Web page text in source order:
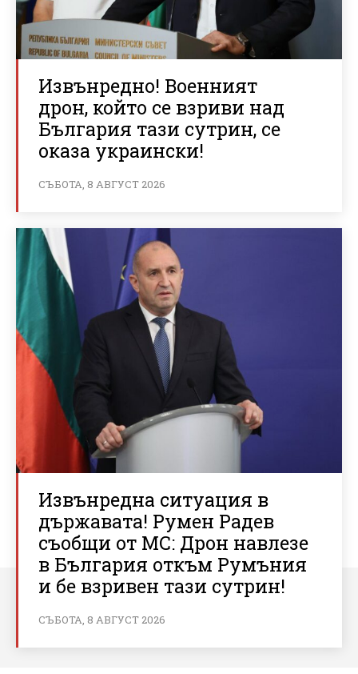
Извънредно! Военният
дрон, който се взриви над
България тази сутрин, се
оказа украински!
СЪБОТА, 8 АВГУСТ 2026
Извънредна ситуация в
държавата! Румен Радев
съобщи от МС: Дрон навлезе
в България откъм Румъния
и бе взривен тази сутрин!
СЪБОТА, 8 АВГУСТ 2026